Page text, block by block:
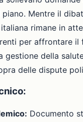
Mentre il
rimane in
per affrontare il
gestione della
delle dispute
Documento